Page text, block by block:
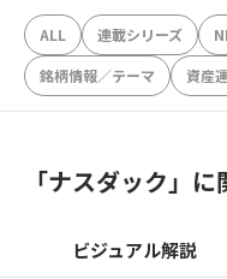
ALL 連載シリーズ
銘柄情報／テーマ
資産
「ナスダック」に
ビジュアル解説